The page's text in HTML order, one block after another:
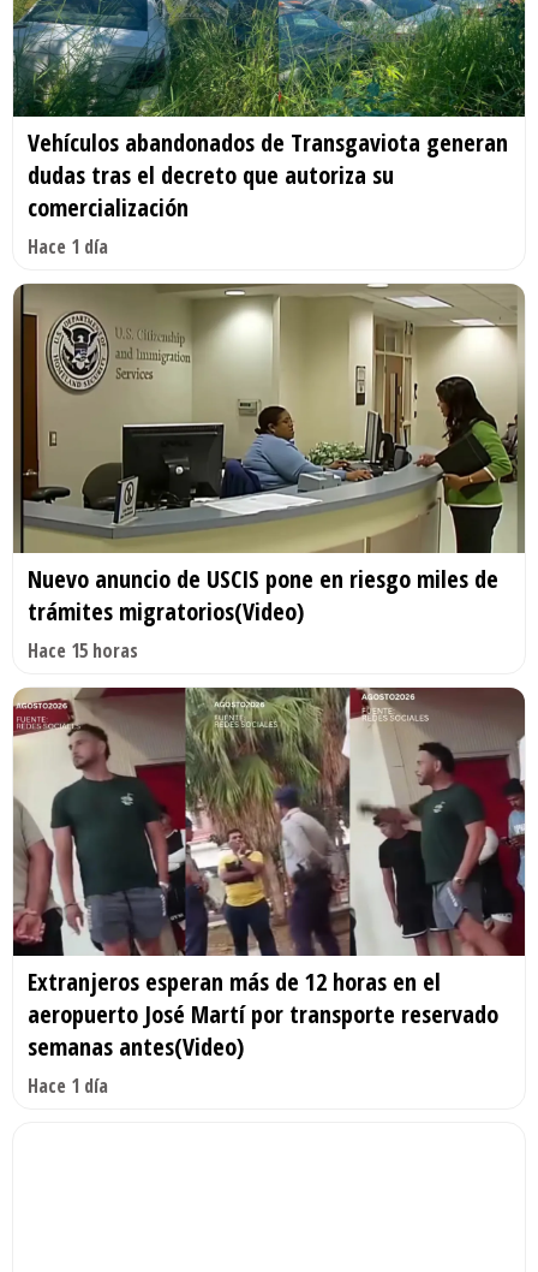
Vehículos abandonados de Transgaviota generan
dudas tras el decreto que autoriza su
comercialización
Hace 1 día
Nuevo anuncio de USCIS pone en riesgo miles de
trámites migratorios(Video)
Hace 15 horas
Extranjeros esperan más de 12 horas en el
aeropuerto José Martí por transporte reservado
semanas antes(Video)
Hace 1 día